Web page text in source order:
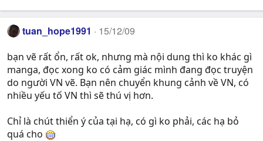
tuan_hope1991 15/12/09
bạn vẽ rất ổn, rất ok, nhưng mà nội dung thì ko khác gì
manga, đọc xong ko có cảm giác mình đang đọc truyện
do người VN vẽ. Bạn nên chuyển khung cảnh về VN, có
nhiều yếu tố VN thì sẽ thú vị hơn.
Chỉ là chút thiển ý của tại hạ, có gì ko phải, các hạ bỏ
quá cho